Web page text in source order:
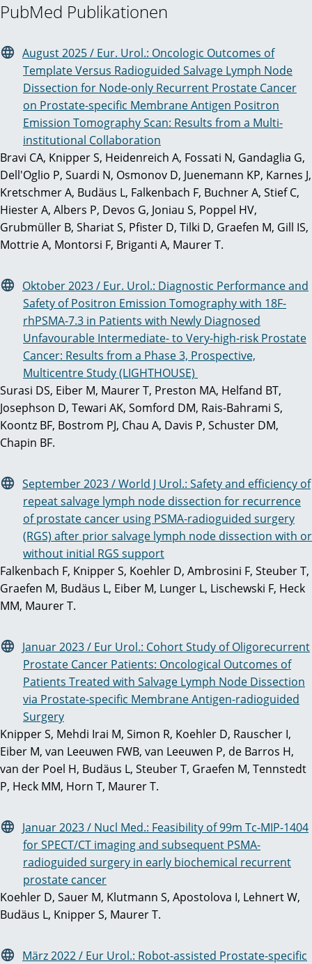
PubMed Publikationen
August 2025 / Eur. Urol.: Oncologic Outcomes of
Template Versus Radioguided Salvage Lymph Node
Dissection for Node-only Recurrent Prostate Cancer
on Prostate-specific Membrane Antigen Positron
Emission Tomography Scan: Results from a Multi-
institutional Collaboration
Bravi CA, Knipper S, Heidenreich A, Fossati N, Gandaglia G,
Dell'Oglio P, Suardi N, Osmonov D, Juenemann KP, Karnes J,
Kretschmer A, Budäus L, Falkenbach F, Buchner A, Stief C,
Hiester A, Albers P, Devos G, Joniau S, Poppel HV,
Grubmüller B, Shariat S, Pfister D, Tilki D, Graefen M, Gill IS,
Mottrie A, Montorsi F, Briganti A, Maurer T.
Oktober 2023 / Eur. Urol.: Diagnostic Performance and
Safety of Positron Emission Tomography with 18F-
rhPSMA-7.3 in Patients with Newly Diagnosed
Unfavourable Intermediate- to Very-high-risk Prostate
Cancer: Results from a Phase 3, Prospective,
Multicentre Study (LIGHTHOUSE)
Surasi DS, Eiber M, Maurer T, Preston MA, Helfand BT,
Josephson D, Tewari AK, Somford DM, Rais-Bahrami S,
Koontz BF, Bostrom PJ, Chau A, Davis P, Schuster DM,
Chapin BF.
September 2023 / World J Urol.: Safety and efficiency of
repeat salvage lymph node dissection for recurrence
of prostate cancer using PSMA-radioguided surgery
(RGS) after prior salvage lymph node dissection with or
without initial RGS support
Falkenbach F, Knipper S, Koehler D, Ambrosini F, Steuber T,
Graefen M, Budäus L, Eiber M, Lunger L, Lischewski F, Heck
MM, Maurer T.
Januar 2023 / Eur Urol.: Cohort Study of Oligorecurrent
Prostate Cancer Patients: Oncological Outcomes of
Patients Treated with Salvage Lymph Node Dissection
via Prostate-specific Membrane Antigen-radioguided
Surgery
Knipper S, Mehdi Irai M, Simon R, Koehler D, Rauscher I,
Eiber M, van Leeuwen FWB, van Leeuwen P, de Barros H,
van der Poel H, Budäus L, Steuber T, Graefen M, Tennstedt
P, Heck MM, Horn T, Maurer T.
Januar 2023 / Nucl Med.: Feasibility of 99m Tc-MIP-1404
for SPECT/CT imaging and subsequent PSMA-
radioguided surgery in early biochemical recurrent
prostate cancer
Koehler D, Sauer M, Klutmann S, Apostolova I, Lehnert W,
Budäus L, Knipper S, Maurer T.
März 2022 / Eur Urol.: Robot-assisted Prostate-specific